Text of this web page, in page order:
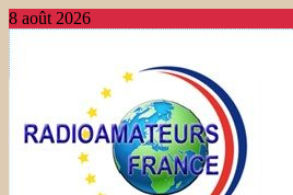
8 août 2026